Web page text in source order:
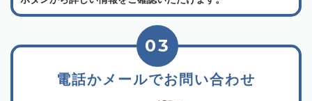
電話かメールでお問い合わせ
03